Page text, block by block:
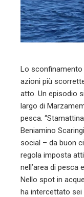
Lo sconfinamento
azioni più
atto. Un episodio
largo di
pesca.
Beniamino
social – da buon
regola imposta
nell’area di pesca
Nello spot in
ha intercettato sei